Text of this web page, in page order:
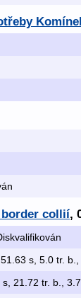
border collií,
s, 5.0 tr.
21.72 tr. b.,